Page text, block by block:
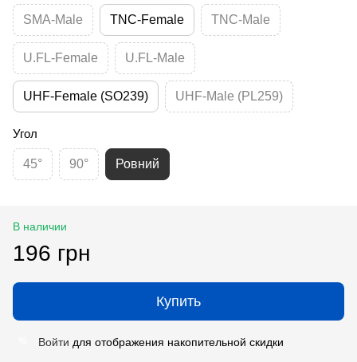
SMA-Male TNC-Female TNC-Male
U.FL-Female U.FL-Male
UHF-Female (SO239) UHF-Male (PL259)
Угол
45° 90° Ровний
В наличии
196 грн
Купить
Войти для отображения накопительной скидки